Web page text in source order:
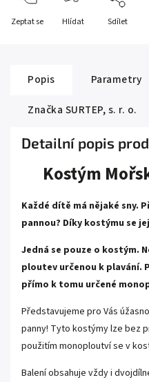
Zeptat se Hlídat Sdílet
Popis Parametry
Značka SURTEP, s. r. o.
Detailní popis
Kostým
Každé dítě má nějaké sny.
pannou? Díky kostýmu se
Jedná se pouze o kostým.
ploutev určenou k plavání.
přímo k tomu určené
Představujeme pro Vás
panny! Tyto kostýmy lze bez
použitím monoploutví se v
Balení obsahuje vždy i